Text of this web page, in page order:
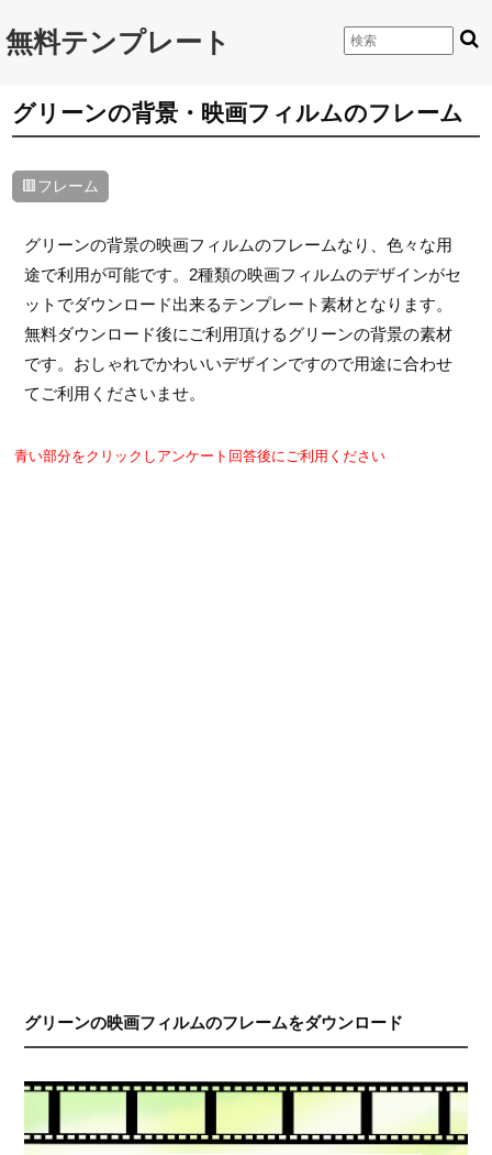
無料テンプレート
グリーンの背景・映画フィルムのフレーム
🟥フレーム
グリーンの背景の映画フィルムのフレームなり、色々な用
途で利用が可能です。2種類の映画フィルムのデザインがセ
ットでダウンロード出来るテンプレート素材となります。
無料ダウンロード後にご利用頂けるグリーンの背景の素材
です。おしゃれでかわいいデザインですので用途に合わせ
てご利用くださいませ。
青い部分をクリックしアンケート回答後にご利用ください
グリーンの映画フィルムのフレームをダウンロード